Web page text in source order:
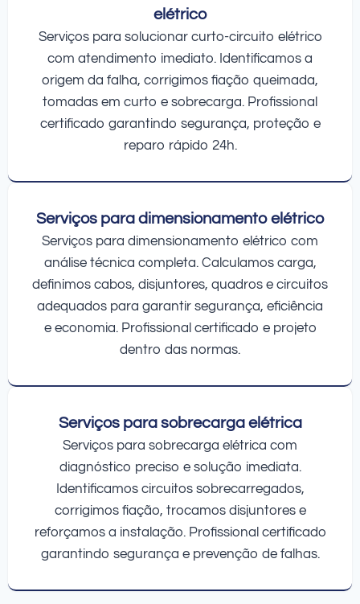
elétrico
Serviços para solucionar curto-circuito elétrico
com atendimento imediato. Identificamos a
origem da falha, corrigimos fiação queimada,
tomadas em curto e sobrecarga. Profissional
certificado garantindo segurança, proteção e
reparo rápido 24h.
Serviços para dimensionamento elétrico
Serviços para dimensionamento elétrico com
análise técnica completa. Calculamos carga,
definimos cabos, disjuntores, quadros e circuitos
adequados para garantir segurança, eficiência
e economia. Profissional certificado e projeto
dentro das normas.
Serviços para sobrecarga elétrica
Serviços para sobrecarga elétrica com
diagnóstico preciso e solução imediata.
Identificamos circuitos sobrecarregados,
corrigimos fiação, trocamos disjuntores e
reforçamos a instalação. Profissional certificado
garantindo segurança e prevenção de falhas.